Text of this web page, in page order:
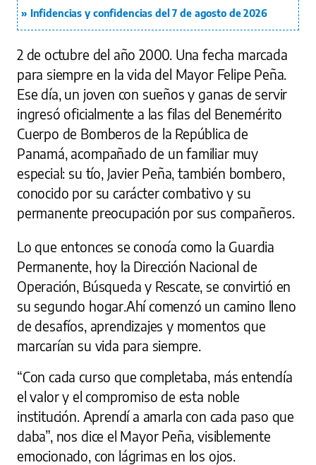
Infidencias y confidencias del 7 de agosto de 2026
2 de octubre del año 2000. Una fecha marcada
para siempre en la vida del Mayor Felipe Peña.
Ese día, un joven con sueños y ganas de servir
ingresó oficialmente a las filas del Benemérito
Cuerpo de Bomberos de la República de
Panamá, acompañado de un familiar muy
especial: su tío, Javier Peña, también bombero,
conocido por su carácter combativo y su
permanente preocupación por sus compañeros.
Lo que entonces se conocía como la Guardia
Permanente, hoy la Dirección Nacional de
Operación, Búsqueda y Rescate, se convirtió en
su segundo hogar.Ahí comenzó un camino lleno
de desafíos, aprendizajes y momentos que
marcarían su vida para siempre.
“Con cada curso que completaba, más entendía
el valor y el compromiso de esta noble
institución. Aprendí a amarla con cada paso que
daba”, nos dice el Mayor Peña, visiblemente
emocionado, con lágrimas en los ojos.